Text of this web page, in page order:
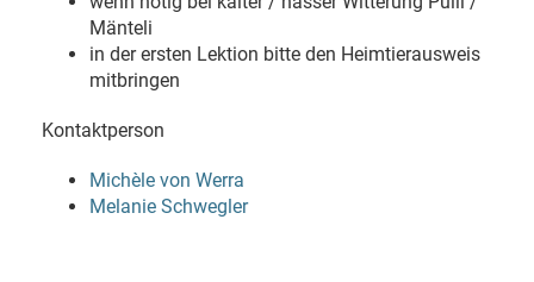
Mänteli
in der ersten Lektion bitte den Heimtierausweis
mitbringen
Kontaktperson
Michèle von Werra
Melanie Schwegler